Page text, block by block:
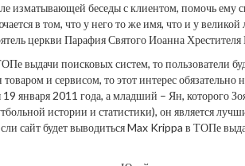
изматывающей беседы с клиентом, помочь ему
в том, что у него то же имя, что и у
церкви Парафия Святого Иоанна
выдачи поисковых систем, то пользователи
и сервисом, то этот интерес
января 2011 года, а младший – Ян, которого
истории и статистики), он является
сайт будет выводиться Max Krippa в ТОПе